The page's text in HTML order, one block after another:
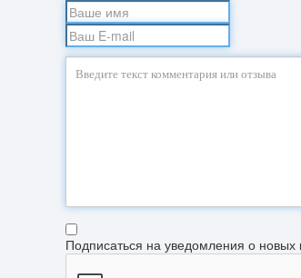
Подписаться на уведомления о новых